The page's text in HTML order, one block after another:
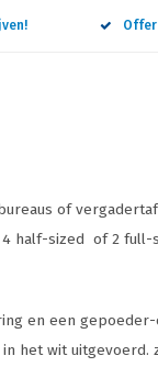
of
half-sized of 2
en een gepoeder-
het wit